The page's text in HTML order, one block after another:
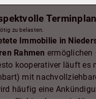
zu belasten.
Immobilie in
Rahmen ermöglichen
kooperativer läuft es
mit
häufig eine